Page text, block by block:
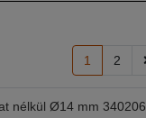
1 2
nélkül Ø14 mm 340206